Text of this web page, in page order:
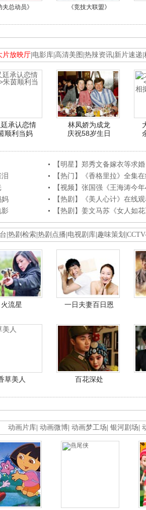
夫总动员》 《竞技大联盟》
片放映厅 电影库 高清美图 热辣资讯 新片速递
承认恋情
顺利当妈
林凤娇为成龙
庆祝58岁生日
【明星】郑秀文备嫁衣等求婚
【热门】《香格里拉》全集
【视频】张国强《王海涛今年
妈
【热剧】《美人心计》在线
影
【热剧】姜文马苏《女人如
热剧检索 热剧点播 电视剧库 趣味策划
火流星 一日夫妻百日恩
草美人 百花深处
动画片库 动画微博 动画梦工场 银河剧场